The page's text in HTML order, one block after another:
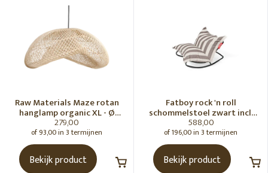
Raw Materials Maze rotan
hanglamp organic XL - Ø
75x31 cm
279,00
of 93,00 in 3 termijnen
Bekijk product
Fatboy rock 'n roll
schommelstoel zwart incl.
original Outdoor zitzak
Stripe Cacao
588,00
of 196,00 in 3 termijnen
Bekijk product